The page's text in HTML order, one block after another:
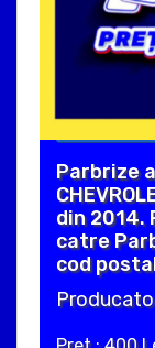
Parbrize
din 2014.
catre
cod